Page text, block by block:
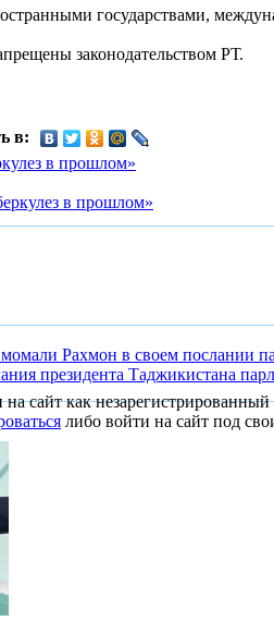
государствами,
законодательством РТ.
в:
в прошлом»
Рахмон в своем послании
президента Таджикистана
сайт как незарегистрированный
либо войти на сайт под